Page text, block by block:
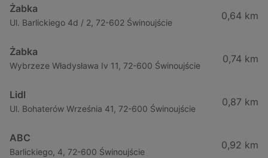
Żabka
Ul. Barlickiego 4d / 2, 72-602 Świnoujście
0,64 km
Żabka
Wybrzeze Władysława Iv 11, 72-600 Świnoujście
0,74 km
Lidl
Ul. Bohaterów Września 41, 72-600 Świnoujście
0,87 km
ABC
Barlickiego, 4, 72-600 Świnoujście
0,92 km